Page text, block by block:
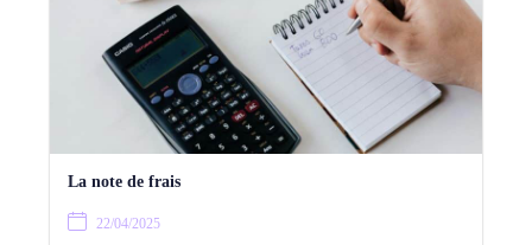
La note de frais
22/04/2025